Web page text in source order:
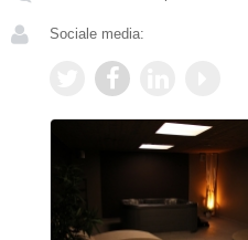
Sociale media: